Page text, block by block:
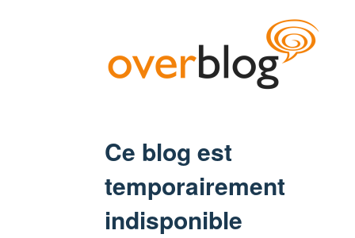
Ce blog est
temporairement
indisponible